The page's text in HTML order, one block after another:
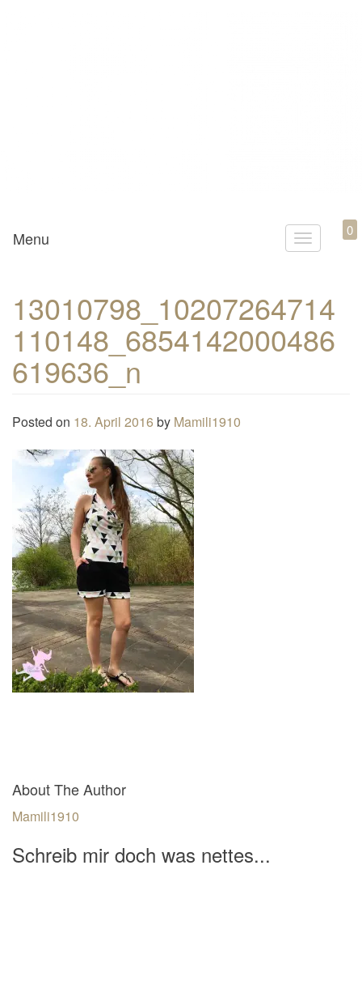
Mamili1910
T
g
l
e
Menu 0
13010798_10207264714
110148_6854142000486
619636_n
Posted on 18. April 2016 by Mamili1910
About The Author
Mamili1910
Schreib mir doch was nettes...